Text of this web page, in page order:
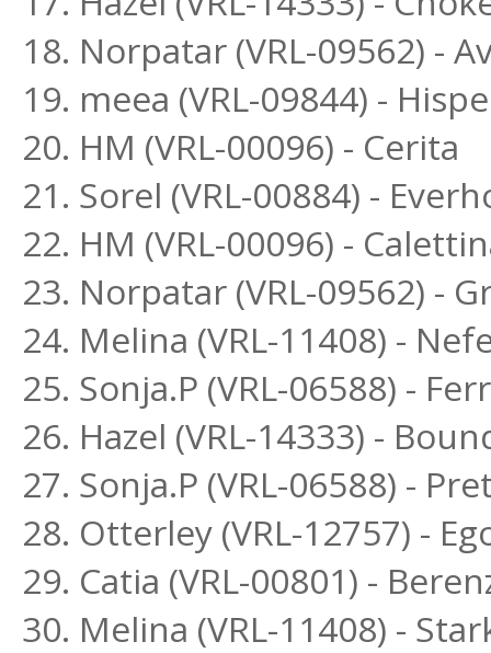
18. Norpatar (VRL-09562) -
19. meea (VRL-09844) -
20. HM (VRL-00096) - Cerita
21. Sorel (VRL-00884) -
22. HM (VRL-00096) -
23. Norpatar (VRL-09562) -
24. Melina (VRL-11408) -
25. Sonja.P (VRL-06588) -
26. Hazel (VRL-14333) -
27. Sonja.P (VRL-06588) -
28. Otterley (VRL-12757) -
29. Catia (VRL-00801) -
30. Melina (VRL-11408) -